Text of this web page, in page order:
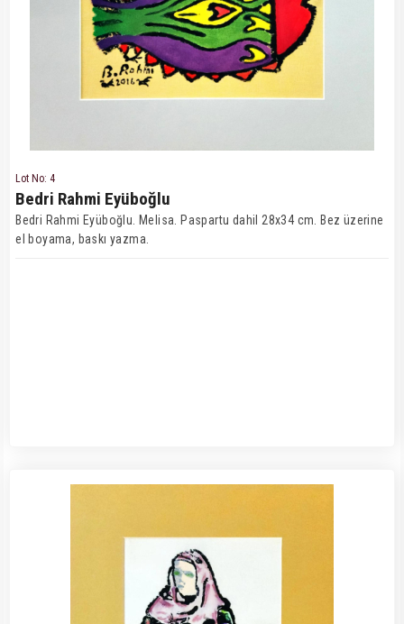
Lot No: 4
Bedri Rahmi Eyüboğlu
Bedri Rahmi Eyüboğlu. Melisa. Paspartu dahil 28x34 cm. Bez üzerine
el boyama, baskı yazma.